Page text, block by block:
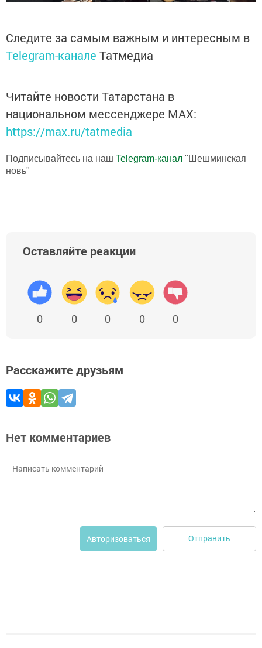
Следите за самым важным и интересным в
Telegram-канале Татмедиа
Читайте новости Татарстана в
национальном мессенджере MАХ:
https://max.ru/tatmedia
Подписывайтесь на наш Telegram-канал "Шешминская
новь"
Оставляйте реакции
0 0 0 0 0
Расскажите друзьям
Нет комментариев
Авторизоваться Отправить